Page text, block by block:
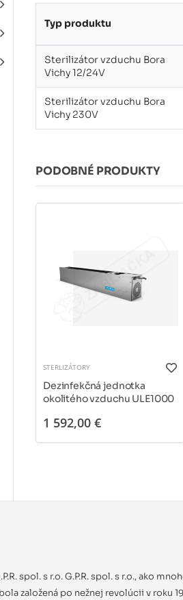
Typ produktu
Sterilizátor vzduchu Bora
Vichy 12/24V
Sterilizátor vzduchu Bora
Vichy 230V
PODOBNÉ PRODUKTY
STERLIZÁTORY
Dezinfekčná jednotka
okolitého vzduchu ULE1000
1 592,00 €
spol. s r.o. G.P.R. spol. s r.o., ako
založená po nežnej revolúcii v roku